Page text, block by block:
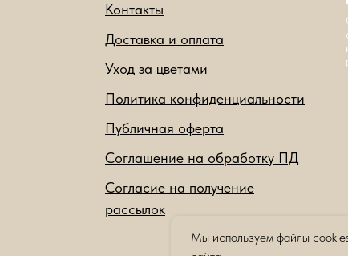
Мы используем файлы
Контакты
Доставка и оплата
Уход за цветами
Политика конфиденциальности
Публичная оферта
Соглашение на обработку ПД
Согласие на получение
рассылок